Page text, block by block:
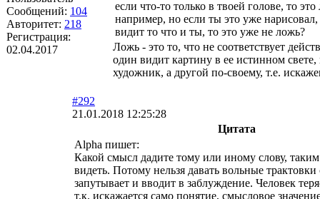
Сообщений: 104
Авторитет: 218
Регистрация:
02.04.2017
если что-то только в твоей голове, то
например, но если ты это уже нарисовал,
видит то что и ты, то это уже не ложь?
Ложь - это то, что не соответствует
один видит картину в ее истинном свете,
художник, а другой по-своему, т.е.
#292
21.01.2018 12:25:28
Цитата
Alpha пишет:
Какой смысл дадите тому или иному слову,
видеть. Потому нельзя давать вольные трактовки
запутывает и вводит в заблуждение. Человек
т.к. искажается само понятие, смысловое